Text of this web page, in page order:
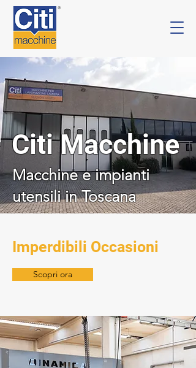
Citi Macchine
Macchine e impianti
utensili in Toscana
Imperdibili Occasioni
Scopri ora